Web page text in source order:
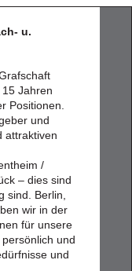
u.
Jahren
Positionen.
und
attraktiven
/
– dies sind
sind. Berlin,
wir in der
für unsere
und
und